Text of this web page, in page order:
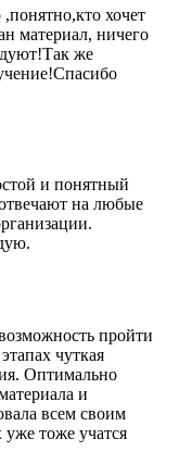
хочет
материал, ничего
же
и понятный
на любые
пройти
чуткая
Оптимально
и
всем своим
тоже учатся